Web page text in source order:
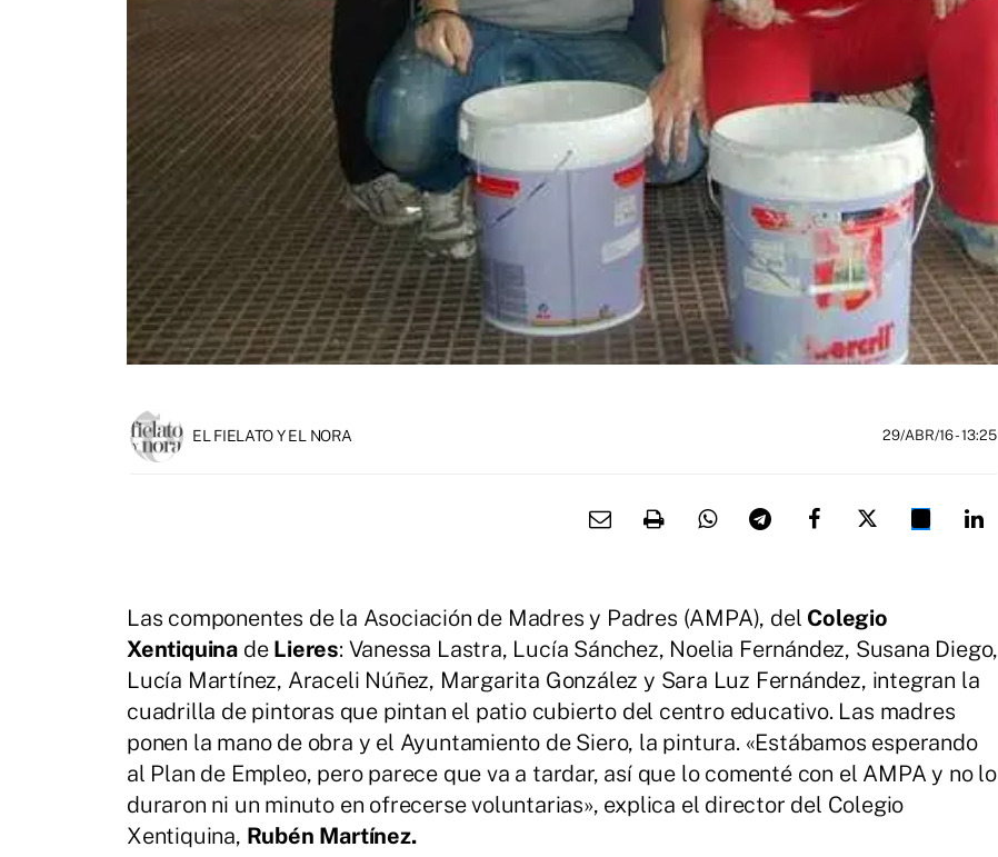
EL FIELATO Y EL NORA 29/ABR/16- 13:25
Las componentes de la Asociación de Madres y Padres (AMPA), del Colegio
Xentiquina de Lieres: Vanessa Lastra, Lucía Sánchez, Noelia Fernández, Susana Diego,
Lucía Martínez, Araceli Núñez, Margarita González y Sara Luz Fernández, integran la
cuadrilla de pintoras que pintan el patio cubierto del centro educativo. Las madres
ponen la mano de obra y el Ayuntamiento de Siero, la pintura. «Estábamos esperando
al Plan de Empleo, pero parece que va a tardar, así que lo comenté con el AMPA y no lo
duraron ni un minuto en ofrecerse voluntarias», explica el director del Colegio
Xentiquina, Rubén Martínez.